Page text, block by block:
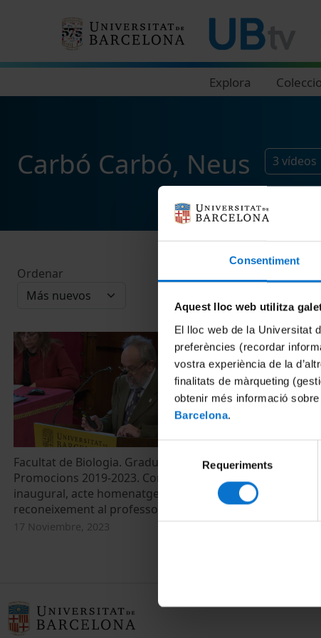
Consentiment
Aquest lloc web utilitza
El lloc web de la Universitat
preferències (recordar
vostra experiència de la
finalitats de màrqueting
obtenir més informació
Barcelona.
Selecció
consentiment
Requeriments
Explora
Carbó Carbó, Neus 3 vídeos
Ordenar
Facultat de Biologia. Graduació
Promocions 2019-2023. Conferència
inaugural, acte homenatge i
reconeixement al professorat
17 Noviembre, 2023
Acte de
Grau en
Ciències